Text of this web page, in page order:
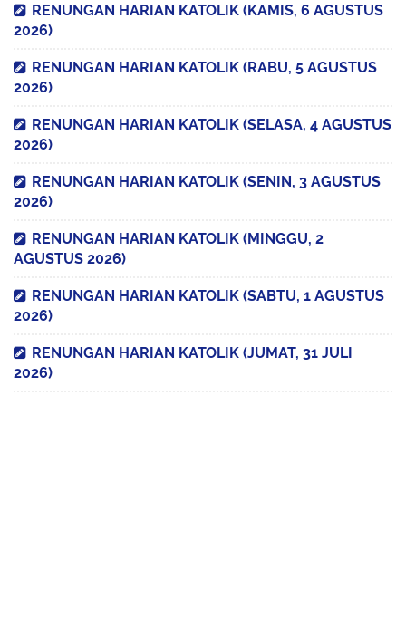
RENUNGAN HARIAN KATOLIK (KAMIS, 6 AGUSTUS
2026)
RENUNGAN HARIAN KATOLIK (RABU, 5 AGUSTUS
2026)
RENUNGAN HARIAN KATOLIK (SELASA, 4 AGUSTUS
2026)
RENUNGAN HARIAN KATOLIK (SENIN, 3 AGUSTUS
2026)
RENUNGAN HARIAN KATOLIK (MINGGU, 2
AGUSTUS 2026)
RENUNGAN HARIAN KATOLIK (SABTU, 1 AGUSTUS
2026)
RENUNGAN HARIAN KATOLIK (JUMAT, 31 JULI
2026)